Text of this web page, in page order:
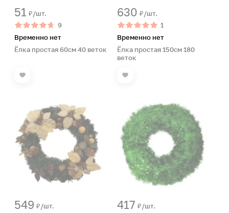
51 ₽/шт.
9
Временно нет
Ёлка простая 60см 40 веток
630 ₽/шт.
1
Временно нет
Ёлка простая 150см 180
веток
549 ₽/шт.
417 ₽/шт.